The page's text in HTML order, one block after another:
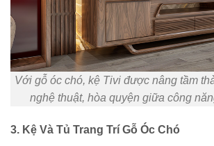
Với gỗ óc chó, kệ Tivi được nâng tầm
nghệ thuật, hòa quyện giữa công
3. Kệ Và Tủ Trang Trí Gỗ Óc Chó